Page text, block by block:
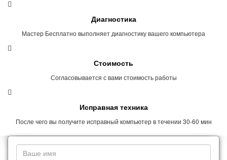
Диагностика
Мастер Бесплатно выполняет диагностику вашего компьютера
Стоимость
Согласовывается с вами стоимость работы
Исправная техника
После чего вы получите исправный компьютер в течении 30-60 мин